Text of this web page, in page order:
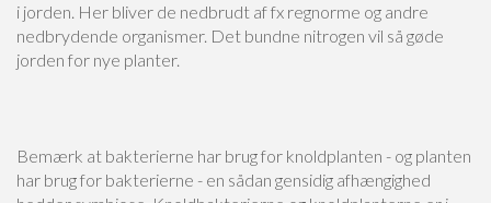
i jorden. Her bliver de nedbrudt af fx regnorme og andre
nedbrydende organismer. Det bundne nitrogen vil så gøde
jorden for nye planter.
Bemærk at bakterierne har brug for knoldplanten - og planten
har brug for bakterierne - en sådan gensidig afhængighed